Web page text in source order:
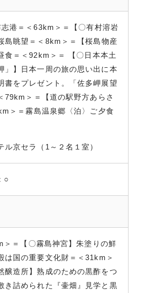
港＝＜63km＞＝【〇有村溶岩
島眺望＝＜8km＞＝【桜島物産
食＝＜92km＞＝ 【〇日本本土
」】日本一周の旅の思い出に本
書をプレゼント。「佐多岬展望
79km＞＝【道の駅野方あらさ
＞＝霧島温泉郷〈泊〉ご夕食
ル京セラ（1～２名１室）
○
＞＝【〇霧島神宮】朱塗りの鮮
は国の重要文化財＝＜31km＞
醸造所】熟成のための黒酢をつ
き詰められた『壷畑』見学と黒